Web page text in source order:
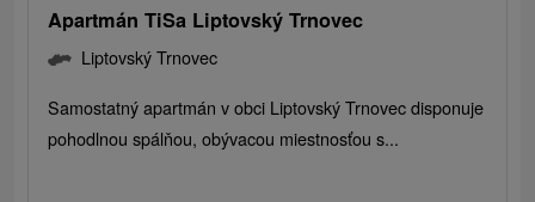
Apartmán TiSa Liptovský Trnovec
Liptovský Trnovec
Samostatný apartmán v obci Liptovský Trnovec disponuje
pohodlnou spálňou, obývacou miestnosťou s...